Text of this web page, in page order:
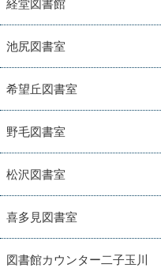
経堂図書館
池尻図書室
希望丘図書室
野毛図書室
松沢図書室
喜多見図書室
図書館カウンター二子玉川